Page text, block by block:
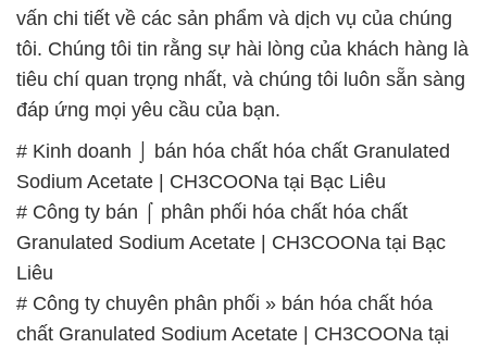
vấn chi tiết về các sản phẩm và dịch vụ của chúng
tôi. Chúng tôi tin rằng sự hài lòng của khách hàng là
tiêu chí quan trọng nhất, và chúng tôi luôn sẵn sàng
đáp ứng mọi yêu cầu của bạn.
# Kinh doanh ⌡ bán hóa chất hóa chất Granulated
Sodium Acetate | CH3COONa tại Bạc Liêu
# Công ty bán ⌠ phân phối hóa chất hóa chất
Granulated Sodium Acetate | CH3COONa tại Bạc
Liêu
# Công ty chuyên phân phối » bán hóa chất hóa
chất Granulated Sodium Acetate | CH3COONa tại